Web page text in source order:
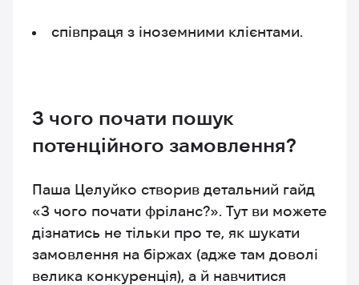
співпраця з іноземними клієнтами.
З чого почати пошук
потенційного замовлення?
Паша Целуйко створив детальний гайд
«З чого почати фріланс?». Тут ви можете
дізнатись не тільки про те, як шукати
замовлення на біржах (адже там доволі
велика конкуренція), а й навчитися